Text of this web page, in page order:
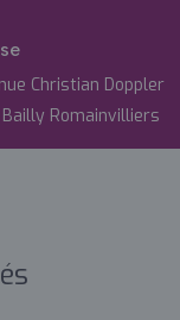
Christian Doppler
Romainvilliers